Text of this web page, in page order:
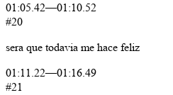
01:05.42—01:10.52
#20
sera que todavia me hace feliz
01:11.22—01:16.49
#21